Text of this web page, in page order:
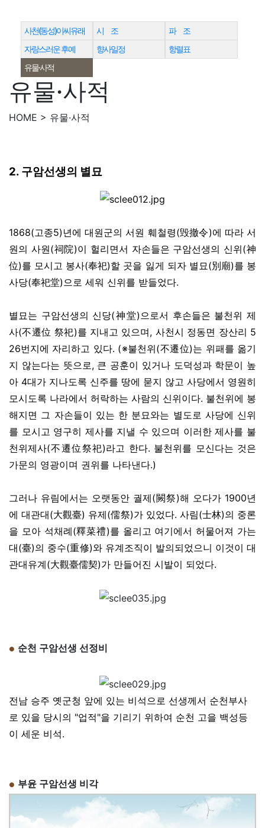
사천(동성)이씨유래 시 조
파 조
자랑스러운 후예
향사일정
항렬표
유물·사적
유물·사적
HOME > 유물·사적
2. 구암선생의 별묘
1868(고종5)년에 대원군의 서원 훼철령(毁撤令)에 따라 서
원의 사원(祠院)이 헐리면서 자손들은 구암선생의 신위(神
位)를 모시고 봉사(奉祀)할 곳을 잃게 되자 별묘(別廟)를 봉
사당(奉祀堂)으로 세워 신위를 받들었다.
별묘는 구암선생의 신당(神堂)으로서 후손들은 불천위 제
사(不遷位 祭祀)를 지내고 있으며, 사천시 정동면 장산리 5
26번지에 자리하고 있다. (※불천위(不遷位)는 위패를 옮기
지 않는다는 뜻으로, 큰 공훈이 있거나 도덕성과 학문이 높
아 4대가 지나도록 신주를 땅에 묻지 않고 사당에서 영원히
모시도록 나라에서 허락하는 사람의 신위이다. 불천위에 봉
해지면 그 자손들이 있는 한 분묘와는 별도로 사당에 신위
를 모시고 영구히 제사를 지낼 수 있으며 이러한 제사를 불
천위제사(不遷位祭祀)라고 한다. 불천위를 모신다는 것은
가문의 영광이며 권위를 나타낸다.)
그러나 유림에서는 오랫동안 궐제(闕祭)해 오다가 1900년
에 대관대(大觀臺) 유제(儒祭)가 있었다. 사림(士林)의 중론
을 모아 석채례(釋菜禮)를 올리고 여기에서 허물어져 가는
대(臺)의 중수(重修)와 유계조직이 발의되었으니 이것이 대
관대유계(大觀臺儒契)가 만들어진 시발이 되었다.
● 순천 구암선생 선정비
전남 승주 옛군청 앞에 있는 비석으로 선생께서 순천부사
로 있을 당시의 "업적"을 기리기 위하여 순천 고을 백성등
이 세운 비석.
● 부윤 구암선생 비각